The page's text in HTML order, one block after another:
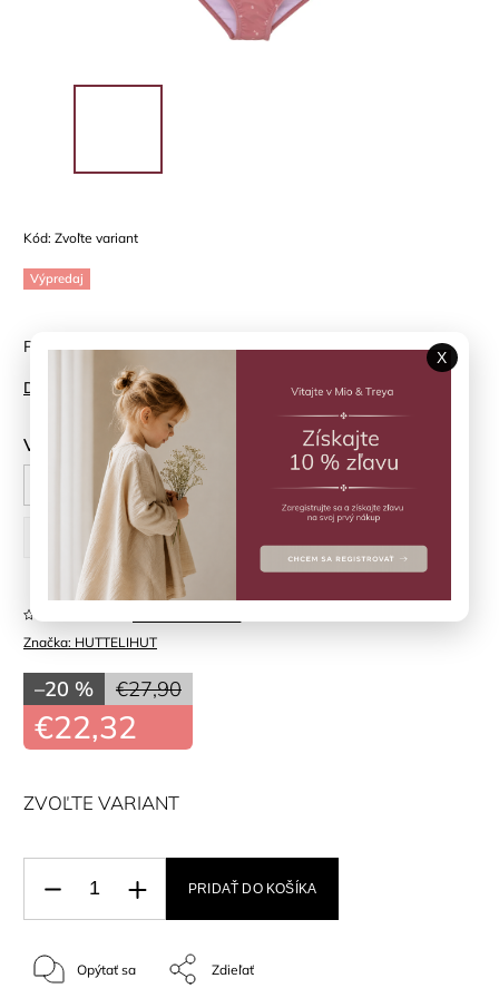
Kód: Zvoľte variant
Výpredaj
Plavky HUTTELIHUT - letná hravosť v každom detaile
Detailné informácie
Veľkosť
98 cm 104 cm 110 cm
116 cm 122 cm
Značka: HUTTELIHUT
€27,90
–20 %
€22,32
ZVOĽTE VARIANT
PRIDAŤ DO KOŠÍKA
Opýtať sa Zdieľať
X